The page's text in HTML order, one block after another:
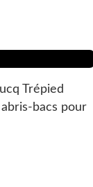
Trépied
bacs pour